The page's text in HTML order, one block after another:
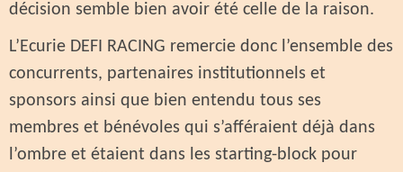
décision semble bien avoir été celle de la raison.
L’Ecurie DEFI RACING remercie donc l’ensemble des
concurrents, partenaires institutionnels et
sponsors ainsi que bien entendu tous ses
membres et bénévoles qui s’afféraient déjà dans
l’ombre et étaient dans les starting-block pour